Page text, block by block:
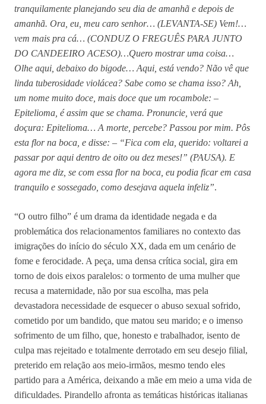
tranquilamente planejando seu dia de amanhã e depois de
amanhã. Ora, eu, meu caro senhor… (LEVANTA-SE) Vem!…
vem mais pra cá… (CONDUZ O FREGUÊS PARA JUNTO
DO CANDEEIRO ACESO)…Quero mostrar uma coisa…
Olhe aqui, debaixo do bigode… Aqui, está vendo? Não vê que
linda tuberosidade violácea? Sabe como se chama isso? Ah,
um nome muito doce, mais doce que um rocambole: –
Epitelioma, é assim que se chama. Pronuncie, verá que
doçura: Epitelioma… A morte, percebe? Passou por mim. Pôs
esta flor na boca, e disse: – “Fica com ela, querido: voltarei a
passar por aqui dentro de oito ou dez meses!” (PAUSA). E
agora me diz, se com essa flor na boca, eu podia ficar em casa
tranquilo e sossegado, como desejava aquela infeliz”.
“O outro filho” é um drama da identidade negada e da
problemática dos relacionamentos familiares no contexto das
imigrações do início do século XX, dada em um cenário de
fome e ferocidade. A peça, uma densa crítica social, gira em
torno de dois eixos paralelos: o tormento de uma mulher que
recusa a maternidade, não por sua escolha, mas pela
devastadora necessidade de esquecer o abuso sexual sofrido,
cometido por um bandido, que matou seu marido; e o imenso
sofrimento de um filho, que, honesto e trabalhador, isento de
culpa mas rejeitado e totalmente derrotado em seu desejo filial,
preterido em relação aos meio-irmãos, mesmo tendo eles
partido para a América, deixando a mãe em meio a uma vida de
dificuldades. Pirandello afronta as temáticas históricas italianas